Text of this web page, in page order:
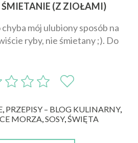
ŚMIETANIE (Z ZIOŁAMI)
mój ulubiony sposób na
ryby, nie śmietany ;). Do
, PRZEPISY – BLOG KULINARNY,
MORZA,SOSY,ŚWIĘTA